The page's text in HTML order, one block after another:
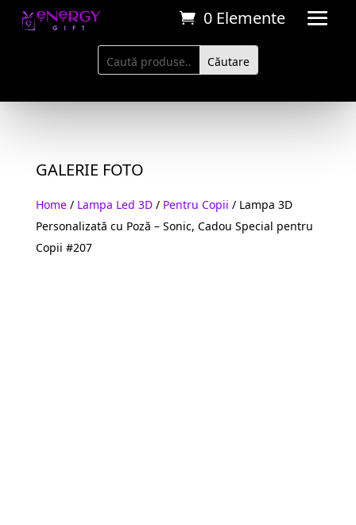
0 Elemente
GALERIE FOTO
Home/ Lampa Led 3D/ Pentru Copii / Lampa 3D
Personalizată cu Poză – Sonic, Cadou Special pentru
Copii #207